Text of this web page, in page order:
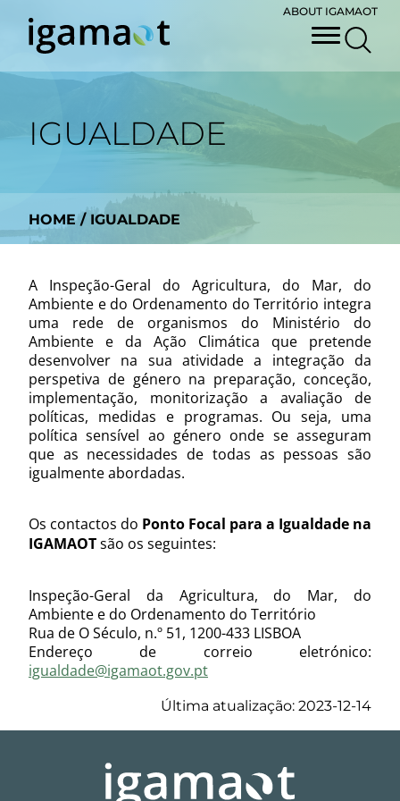
ABOUT IGAMAOT
IGUALDADE
HOME / IGUALDADE
A Inspeção-Geral do Agricultura, do Mar, do
Ambiente e do Ordenamento do Território integra
uma rede de organismos do Ministério do
Ambiente e da Ação Climática que pretende
desenvolver na sua atividade a integração da
perspetiva de género na preparação, conceção,
implementação, monitorização a avaliação de
políticas, medidas e programas. Ou seja, uma
política sensível ao género onde se asseguram
que as necessidades de todas as pessoas são
igualmente abordadas.
Os contactos do Ponto Focal para a Igualdade na
IGAMAOTsão os seguintes:
Inspeção-Geral da Agricultura, do Mar, do
Ambiente e do Ordenamento do Território
Rua de O Século, n.º 51, 1200-433 LISBOA
Endereço de correio eletrónico:
igualdade@igamaot.gov.pt
Última atualização: 2023-12-14